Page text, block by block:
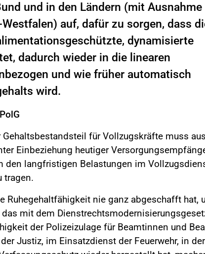
und in den Ländern (mit Ausnahme
auf, dafür zu sorgen, dass
dynamisierte
dadurch wieder in die linearen
und wie früher automatisch
wird.
für Vollzugskräfte muss aus
Einbeziehung heutiger
den langfristigen Belastungen im
tragen.
Ruhegehaltfähigkeit nie ganz abgeschafft hat,
mit dem
der Polizeizulage für Beamtinnen und
Justiz, im Einsatzdienst der Feuerwehr, in der